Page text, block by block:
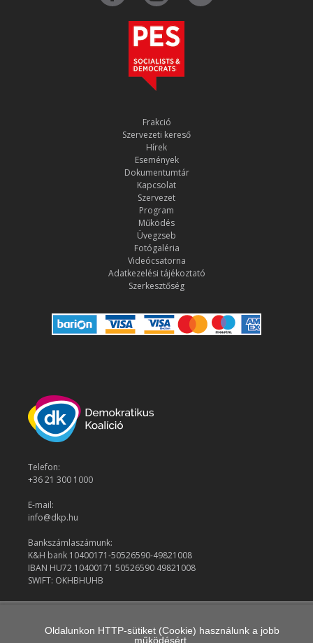
Frakció
Szervezeti kereső
Hírek
Események
Dokumentumtár
Kapcsolat
Szervezet
Program
Működés
Üvegzseb
Fotógaléria
Videócsatorna
Adatkezelési tájékoztató
Szerkesztőség
Telefon:
+36 21 300 1000
E-mail:
info@dkp.hu
Bankszámlaszámunk:
K&H bank 10400171-50526590-49821008
IBAN HU72 10400171 50526590 49821008
SWIFT: OKHBHUHB
Oldalunkon HTTP-sütiket (Cookie) használunk a jobb
működésért.